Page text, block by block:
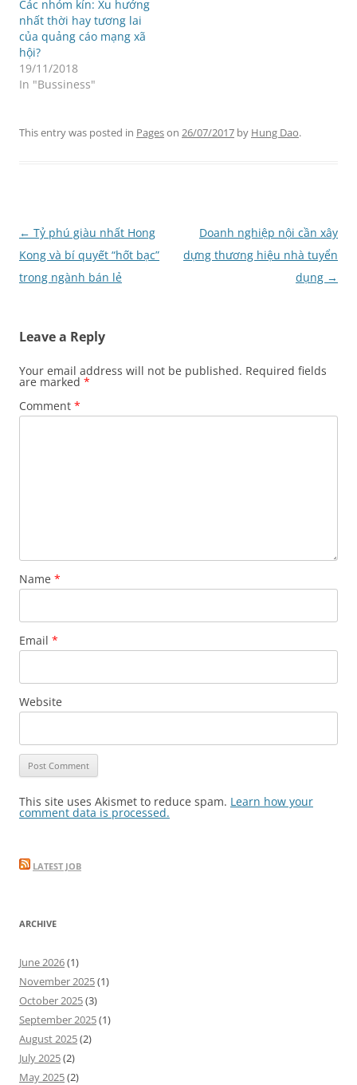
Các nhóm kín: Xu hướng
nhất thời hay tương lai
của quảng cáo mạng xã
hội?
19/11/2018
In "Bussiness"
This entry was posted in Pageson 26/07/2017 by Hung Dao.
Post
navigation
← Tỷ phú giàu nhất Hong
Kong và bí quyết “hốt bạc”
trong ngành bán lẻ
Doanh nghiệp nội cần xây
dựng thương hiệu nhà tuyển
dụng →
Leave a Reply
Your email address will not be published. Required fields
are marked *
Comment *
Name *
Email *
Website
This site uses Akismet to reduce spam. Learn how your
comment data is processed.
LATEST JOB
ARCHIVE
June 2026(1)
November 2025(1)
October 2025(3)
September 2025(1)
August 2025(2)
July 2025(2)
May 2025(2)